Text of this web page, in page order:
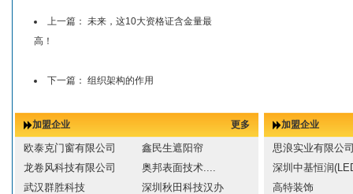
上一篇： 未来，这10大资格证含金量最
高！
下一篇： 组织架构的作用
加盟企业 更多
欧泰克门窗有限公司
龙卷风科技有限公司
武汉群胜科技
鑫民生遮阳帘
奥邦表面技术....
深圳秋田科技汉办
加盟企业
思浪实业有限公
深圳中基恒润
高特装饰